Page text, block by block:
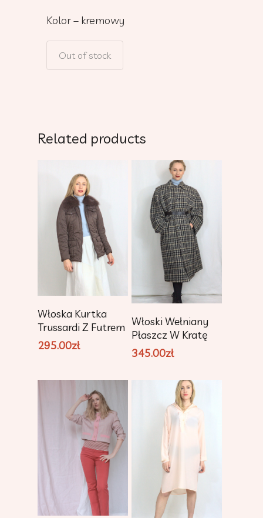
Kolor – kremowy
Out of stock
Related products
Add To Cart
Włoska Kurtka
Trussardi Z Futrem
295.00zł
Add To Cart
Włoski Wełniany
Płaszcz W Kratę
345.00zł